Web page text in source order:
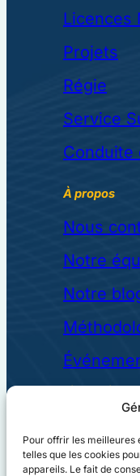
Pour offrir les meilleures
telles que les cookies
appareils. Le fait de
Licences
Projets
Régie
Service
Conduite
À propos
Nous
Notre
Notre
Liens utiles
Politique